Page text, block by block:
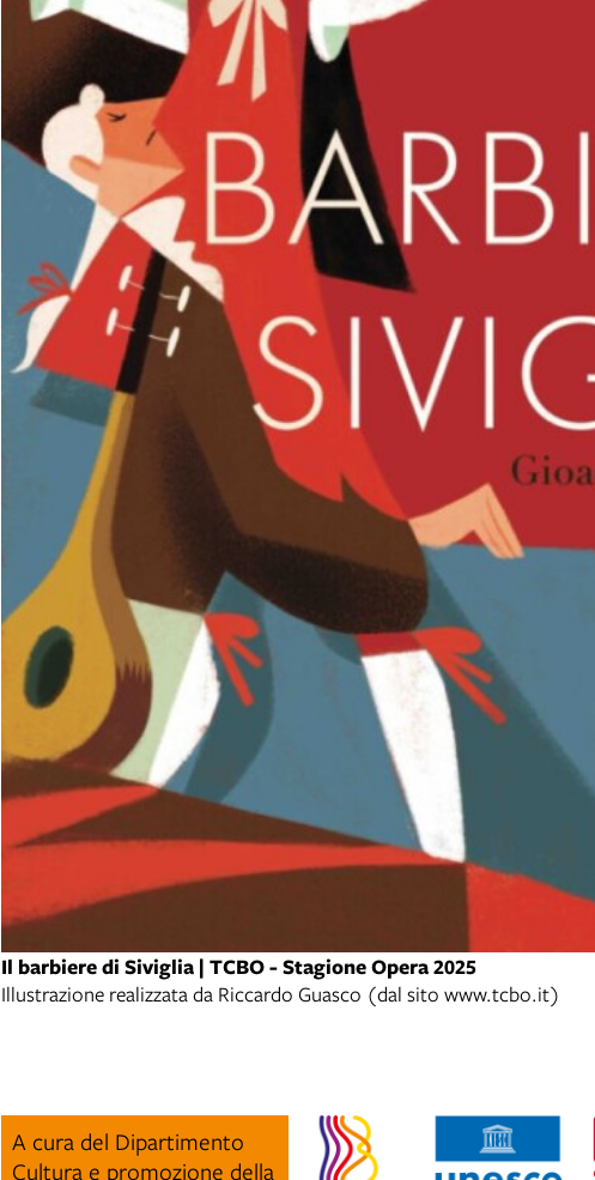
Il barbiere di Siviglia | TCBO - Stagione Opera 2025
Illustrazione realizzata da Riccardo Guasco (dal sito www.tcbo.it)
A cura del Dipartimento
Cultura e promozione della